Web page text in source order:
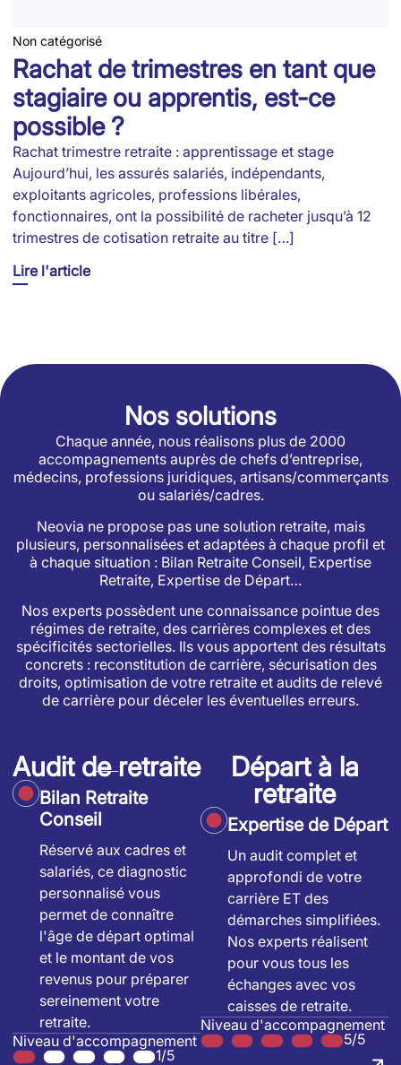
Non catégorisé
Rachat de trimestres en tant que
stagiaire ou apprentis, est-ce
possible ?
Rachat trimestre retraite : apprentissage et stage
Aujourd’hui, les assurés salariés, indépendants,
exploitants agricoles, professions libérales,
fonctionnaires, ont la possibilité de racheter jusqu’à 12
trimestres de cotisation retraite au titre […]
Lire l'article
Nos solutions
Chaque année, nous réalisons plus de 2000
accompagnements auprès de chefs d’entreprise,
médecins, professions juridiques, artisans/commerçants
ou salariés/cadres.
Neovia ne propose pas une solution retraite, mais
plusieurs, personnalisées et adaptées à chaque profil et
à chaque situation : Bilan Retraite Conseil, Expertise
Retraite, Expertise de Départ…
Nos experts possèdent une connaissance pointue des
régimes de retraite, des carrières complexes et des
spécificités sectorielles. Ils vous apportent des résultats
concrets : reconstitution de carrière, sécurisation des
droits, optimisation de votre retraite et audits de relevé
de carrière pour déceler les éventuelles erreurs.
Audit de retraite
Bilan Retraite
Conseil
Réservé aux cadres et
salariés, ce diagnostic
personnalisé vous
permet de connaître
l'âge de départ optimal
et le montant de vos
revenus pour préparer
sereinement votre
retraite.
Niveau d'accompagnement
1/5
Départ à la
retraite
Expertise de Départ
Un audit complet et
approfondi de votre
carrière ET des
démarches simplifiées.
Nos experts réalisent
pour vous tous les
échanges avec vos
caisses de retraite.
Niveau d'accompagnement
5/5